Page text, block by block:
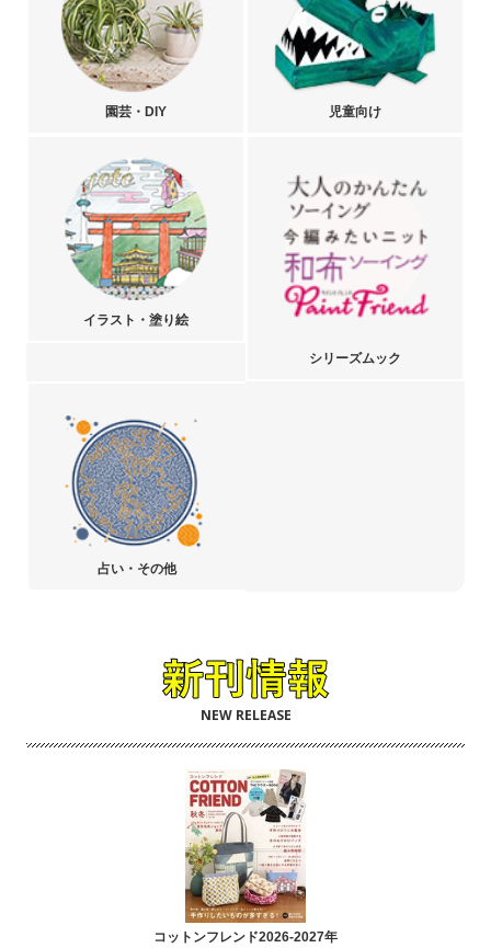
園芸・DIY 児童向け
イラスト・塗り絵
シリーズムック
占い・その他
NEW RELEASE
コットンフレンド2026-2027年